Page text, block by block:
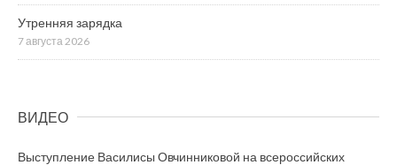
Утренняя зарядка
7 августа 2026
ВИДЕО
Выступление Василисы Овчинниковой на всероссийских